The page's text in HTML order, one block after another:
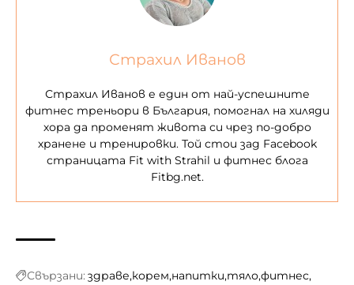
Страхил Иванов
Страхил Иванов е един от най-успешните
фитнес треньори в България, помогнал на хиляди
хора да променят живота си чрез по-добро
хранене и тренировки. Той стои зад Facebook
страницата Fit with Strahil и фитнес блога
Fitbg.net.
Свързани: здраве корем напитки тялофитнес